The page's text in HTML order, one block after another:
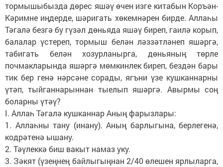
тормышыбызда дөрес яшәү өчен изге китабын Коръән-
Кәримне иңдерде, шәригать хөкемнәрен бирде. Аллаһы
Тәгалә безгә бу гүзәл дөньяда яшәү биреп, гаилә корып,
балалар үстереп, тормыш белән ләззәтләнеп яшәргә,
табигать белән хозурланырга, дөньяның төрле
почмакларында яшәргә мөмкинлек биреп, бездән бары
тик бер генә нәрсәне сорады, ягъни үзе кушканнарны
үтәп, тыйганнарыннан тыелып яшәргә. Авырмы соң
боларны үтәү?
I. Аллаһ Тәгалә кушканнар Аның фарызлары:
1. Аллаһны тану (инану). Аның барлыгына, берлегенә,
кодрәтенә ышану.
2. Тәүлеккә биш вакыт намаз уку.
3. Зәкят (үзеңнең байлыгыңнан 2/40 өлешен ярлыларга,